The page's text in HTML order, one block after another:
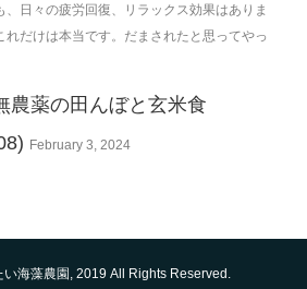
、日々の疲労回復、リラックス効果はありま
れだけは本当です。だまされたと思ってやっ
薬の田んぼと玄米食
February 3, 2024
い海藻農園 , 2019 All Rights Reserved.